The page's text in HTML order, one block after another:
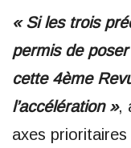
« Si les trois
permis de
cette 4ème
l’accélération »,
axes